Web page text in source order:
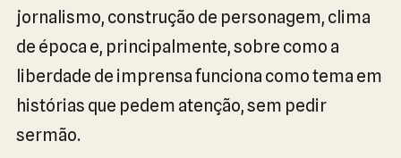
jornalismo, construção de personagem, clima
de época e, principalmente, sobre como a
liberdade de imprensa funciona como tema em
histórias que pedem atenção, sem pedir
sermão.